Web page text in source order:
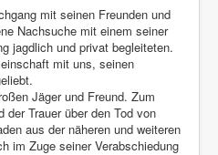
mit seinen Freunden und
Nachsuche mit einem seiner
jagdlich und privat begleiteten.
mit uns, seinen
Jäger und Freund. Zum
der Trauer über den Tod von
aus der näheren und weiteren
im Zuge seiner Verabschiedung